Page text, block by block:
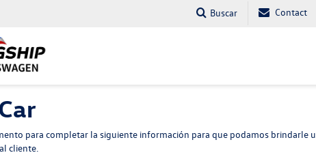
Buscar Contact
para completar la siguiente información para que podamos brindarle
cliente.